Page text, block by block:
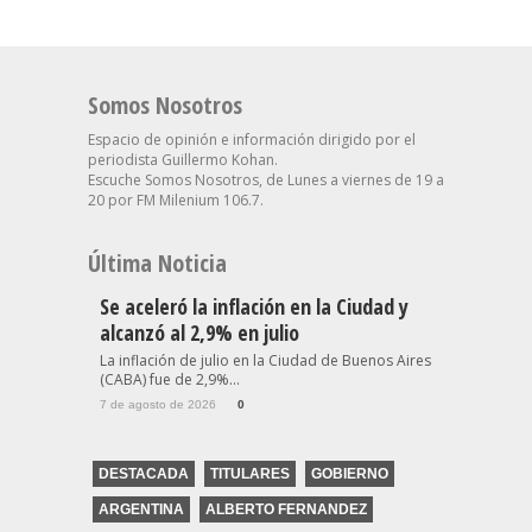
Somos Nosotros
Espacio de opinión e información dirigido por el
periodista Guillermo Kohan.
Escuche Somos Nosotros, de Lunes a viernes de 19 a
20 por FM Milenium 106.7.
Última Noticia
Se aceleró la inflación en la Ciudad y
alcanzó al 2,9% en julio
La inflación de julio en la Ciudad de Buenos Aires
(CABA) fue de 2,9%...
7 de agosto de 2026 0
DESTACADA TITULARES GOBIERNO
ARGENTINA ALBERTO FERNANDEZ